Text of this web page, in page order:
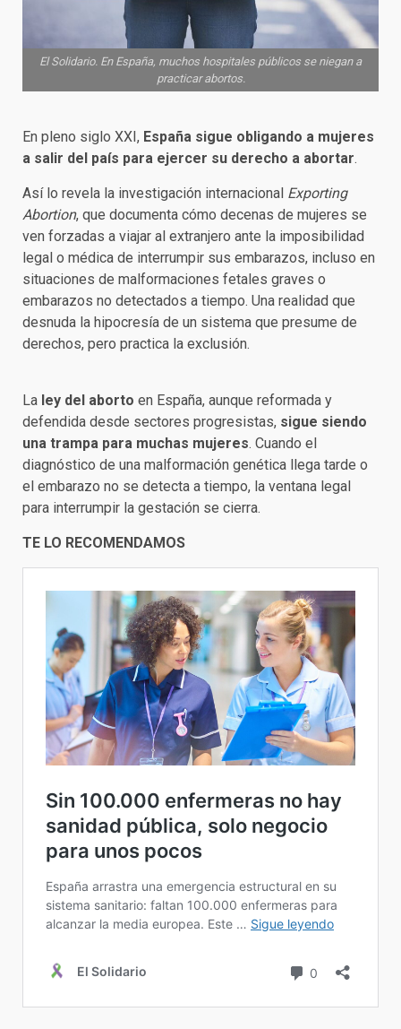
El Solidario. En España, muchos hospitales públicos se niegan a
practicar abortos.
En pleno siglo XXI, España sigue obligando a mujeres
a salir del país para ejercer su derecho a abortar.
Así lo revela la investigación internacional Exporting
Abortion, que documenta cómo decenas de mujeres se
ven forzadas a viajar al extranjero ante la imposibilidad
legal o médica de interrumpir sus embarazos, incluso en
situaciones de malformaciones fetales graves o
embarazos no detectados a tiempo. Una realidad que
desnuda la hipocresía de un sistema que presume de
derechos, pero practica la exclusión.
La ley del aborto en España, aunque reformada y
defendida desde sectores progresistas, sigue siendo
una trampa para muchas mujeres. Cuando el
diagnóstico de una malformación genética llega tarde o
el embarazo no se detecta a tiempo, la ventana legal
para interrumpir la gestación se cierra.
TE LO RECOMENDAMOS